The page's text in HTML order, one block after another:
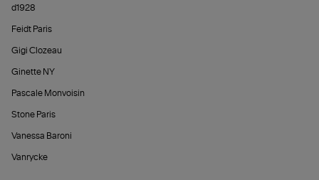
d1928
Feidt Paris
Gigi Clozeau
Ginette NY
Pascale Monvoisin
Stone Paris
Vanessa Baroni
Vanrycke